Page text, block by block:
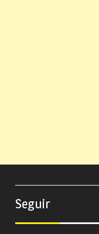
Seguir